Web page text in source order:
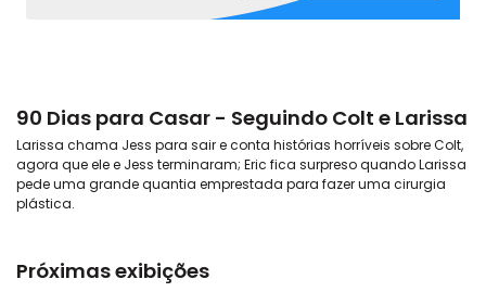
90 Dias para Casar - Seguindo Colt e Larissa
Larissa chama Jess para sair e conta histórias horríveis sobre Colt,
agora que ele e Jess terminaram; Eric fica surpreso quando Larissa
pede uma grande quantia emprestada para fazer uma cirurgia
plástica.
Próximas exibições